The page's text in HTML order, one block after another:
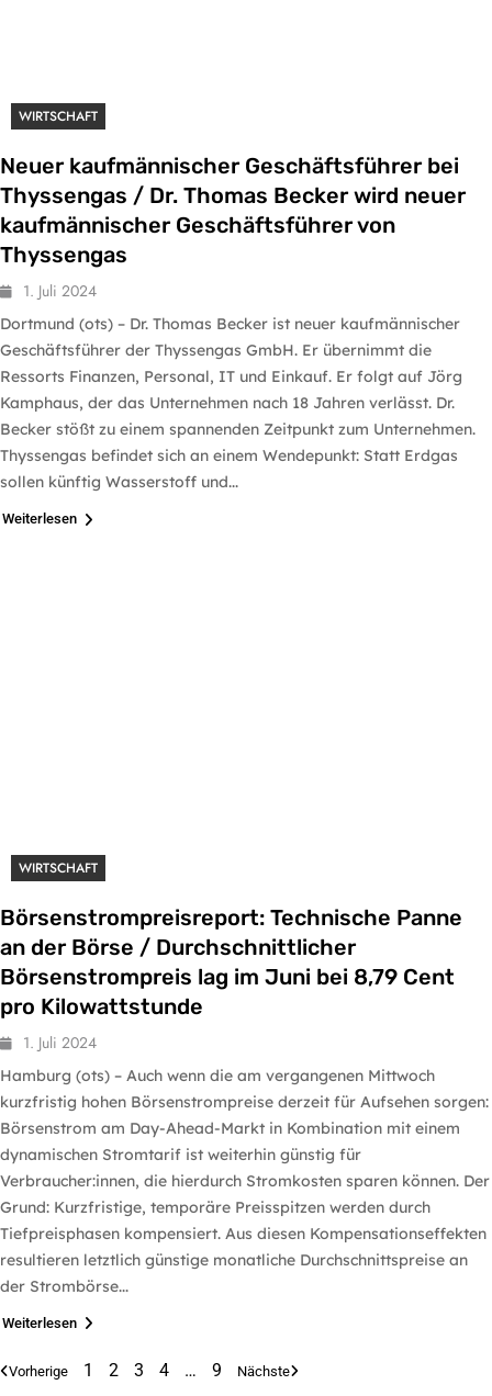
WIRTSCHAFT
Neuer kaufmännischer Geschäftsführer bei
Thyssengas / Dr. Thomas Becker wird neuer
kaufmännischer Geschäftsführer von
Thyssengas
1. Juli 2024
Dortmund (ots) – Dr. Thomas Becker ist neuer kaufmännischer
Geschäftsführer der Thyssengas GmbH. Er übernimmt die
Ressorts Finanzen, Personal, IT und Einkauf. Er folgt auf Jörg
Kamphaus, der das Unternehmen nach 18 Jahren verlässt. Dr.
Becker stößt zu einem spannenden Zeitpunkt zum Unternehmen.
Thyssengas befindet sich an einem Wendepunkt: Statt Erdgas
sollen künftig Wasserstoff und...
Weiterlesen
WIRTSCHAFT
Börsenstrompreisreport: Technische Panne
an der Börse / Durchschnittlicher
Börsenstrompreis lag im Juni bei 8,79 Cent
pro Kilowattstunde
1. Juli 2024
Hamburg (ots) – Auch wenn die am vergangenen Mittwoch
kurzfristig hohen Börsenstrompreise derzeit für Aufsehen sorgen:
Börsenstrom am Day-Ahead-Markt in Kombination mit einem
dynamischen Stromtarif ist weiterhin günstig für
Verbraucher:innen, die hierdurch Stromkosten sparen können. Der
Grund: Kurzfristige, temporäre Preisspitzen werden durch
Tiefpreisphasen kompensiert. Aus diesen Kompensationseffekten
resultieren letztlich günstige monatliche Durchschnittspreise an
der Strombörse...
Weiterlesen
Vorherige 1 2 3 4 … 9 Nächste